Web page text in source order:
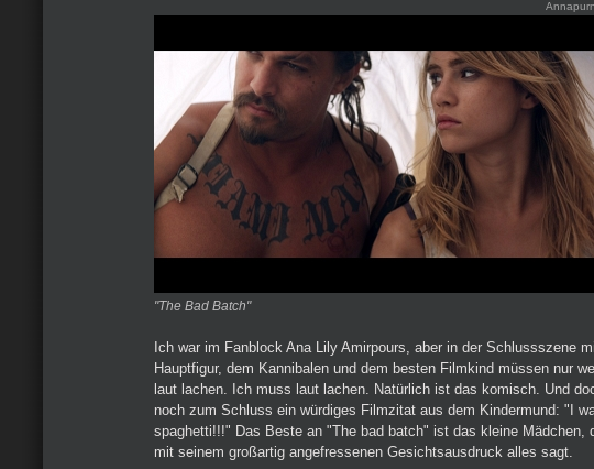
"The Bad Batch"
Ich war im Fanblock Ana Lily Amirpours, aber in der Schlussszene
Hauptfigur, dem Kannibalen und dem besten Filmkind müssen nur
laut lachen. Ich muss laut lachen. Natürlich ist das komisch. Und
noch zum Schluss ein würdiges Filmzitat aus dem Kindermund: "I
spaghetti!!!" Das Beste an "The bad batch" ist das kleine Mädchen,
mit seinem großartig angefressenen Gesichtsausdruck alles sagt.